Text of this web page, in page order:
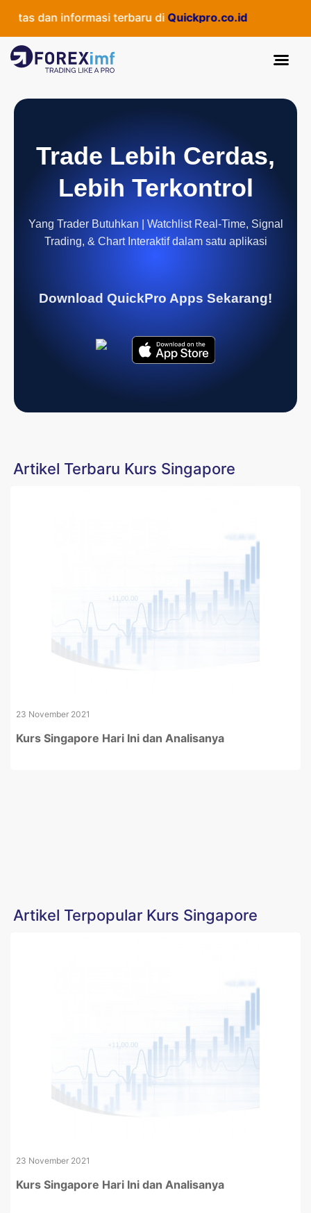
dan informasi terbaru diQuickpro.co.id
Trade Lebih Cerdas,
Lebih Terkontrol
Yang Trader Butuhkan | Watchlist Real-Time, Signal
Trading, & Chart Interaktif dalam satu aplikasi
Download QuickPro Apps Sekarang!
Artikel Terbaru Kurs Singapore
23 November 2021
Kurs Singapore Hari Ini dan Analisanya
Artikel Terpopular Kurs Singapore
23 November 2021
Kurs Singapore Hari Ini dan Analisanya